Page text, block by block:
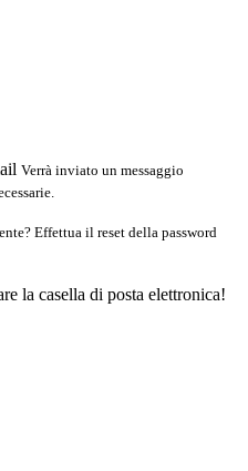
Verrà inviato un messaggio
Effettua il reset della password
la casella di posta elettronica!